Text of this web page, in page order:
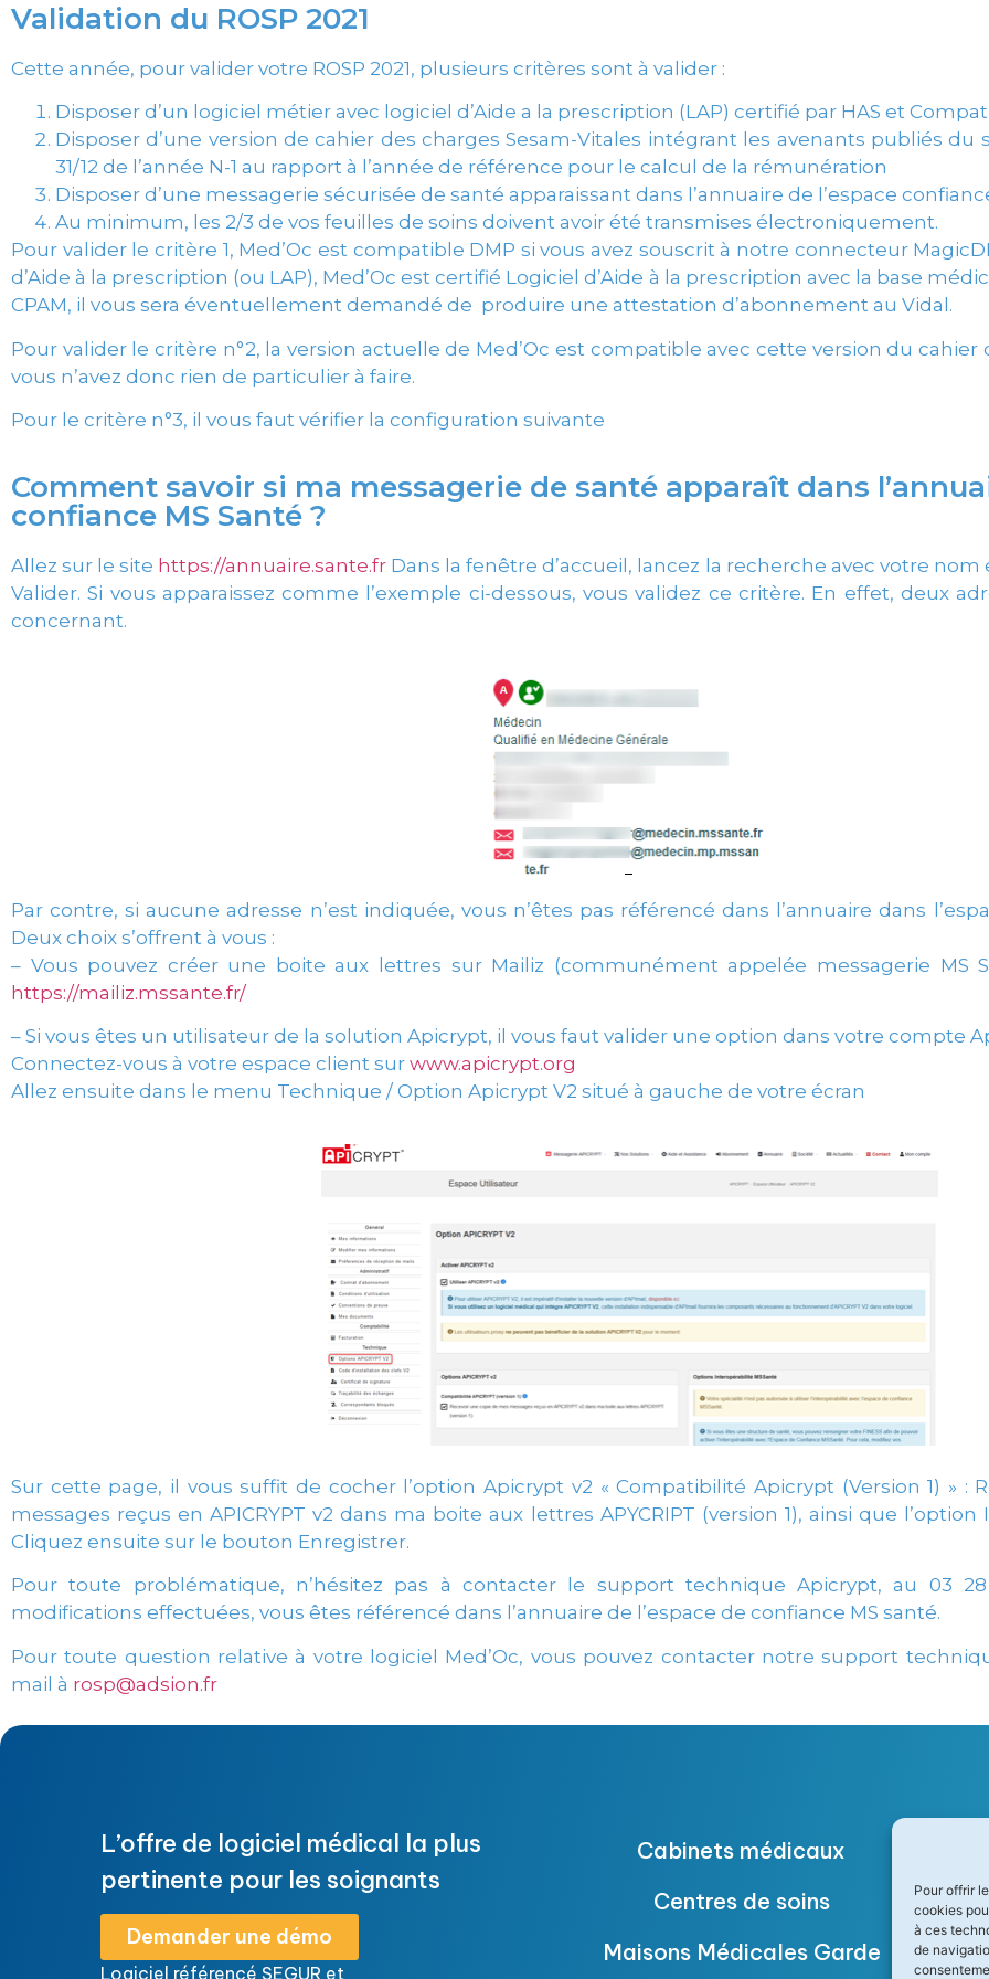
Pour offrir
cookies
à ces
de
Validation du ROSP 2021
Cette année, pour valider votre ROSP 2021, plusieurs critères sont à valider :
Disposer d’un logiciel métier avec logiciel d’Aide a la prescription (LAP) certifié par HAS et
Disposer d’une version de cahier des charges Sesam-Vitales intégrant les avenants publiés du
31/12 de l’année N-1 au rapport à l’année de référence pour le calcul de la rémunération
Disposer d’une messagerie sécurisée de santé apparaissant dans l’annuaire de l’espace
Au minimum, les 2/3 de vos feuilles de soins doivent avoir été transmises électroniquement.
Pour valider le critère 1, Med’Oc est compatible DMP si vous avez souscrit à notre connecteur
d’Aide à la prescription (ou LAP), Med’Oc est certifié Logiciel d’Aide à la prescription avec la base
CPAM, il vous sera éventuellement demandé de produire une attestation d’abonnement au Vidal.
Pour valider le critère n°2, la version actuelle de Med’Oc est compatible avec cette version du cahier
vous n’avez donc rien de particulier à faire.
Pour le critère n°3, il vous faut vérifier la configuration suivante
Comment savoir si ma messagerie de santé apparaît dans
confiance MS Santé ?
Allez sur le site https://annuaire.sante.fr Dans la fenêtre d’accueil, lancez la recherche avec votre
Valider. Si vous apparaissez comme l’exemple ci-dessous, vous validez ce critère. En effet, deux
concernant.
Par contre, si aucune adresse n’est indiquée, vous n’êtes pas référencé dans l’annuaire dans
Deux choix s’offrent à vous :
– Vous pouvez créer une boite aux lettres sur Mailiz (communément appelée messagerie MS
https://mailiz.mssante.fr/
– Si vous êtes un utilisateur de la solution Apicrypt, il vous faut valider une option dans votre compte
Connectez-vous à votre espace client sur www.apicrypt.org
Allez ensuite dans le menu Technique / Option Apicrypt V2 situé à gauche de votre écran
Sur cette page, il vous suffit de cocher l’option Apicrypt v2 « Compatibilité Apicrypt (Version 1) » :
messages reçus en APICRYPT v2 dans ma boite aux lettres APYCRIPT (version 1), ainsi que
Cliquez ensuite sur le bouton Enregistrer.
Pour toute problématique, n’hésitez pas à contacter le support technique Apicrypt, au 03
modifications effectuées, vous êtes référencé dans l’annuaire de l’espace de confiance MS santé.
Pour toute question relative à votre logiciel Med’Oc, vous pouvez contacter notre support
mail à rosp@adsion.fr
L’offre de logiciel médical la plus
pertinente pour les soignants
Demander une démo
Logiciel référencé SEGUR et
Cabinets médicaux
Centres de soins
Maisons Médicales Garde